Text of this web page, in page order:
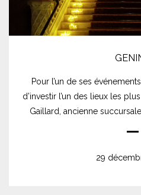
Pour l’un de ses
d’investir l’un des lieux les
Gaillard, ancienne
29